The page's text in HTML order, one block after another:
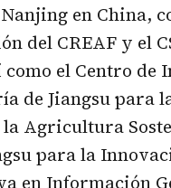
en China,
del CREAF y el
como el Centro de
de Jiangsu para
la Agricultura
para la
en Información